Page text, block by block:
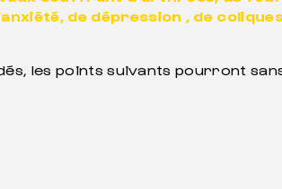
de dépression , de
les points suivants pourront